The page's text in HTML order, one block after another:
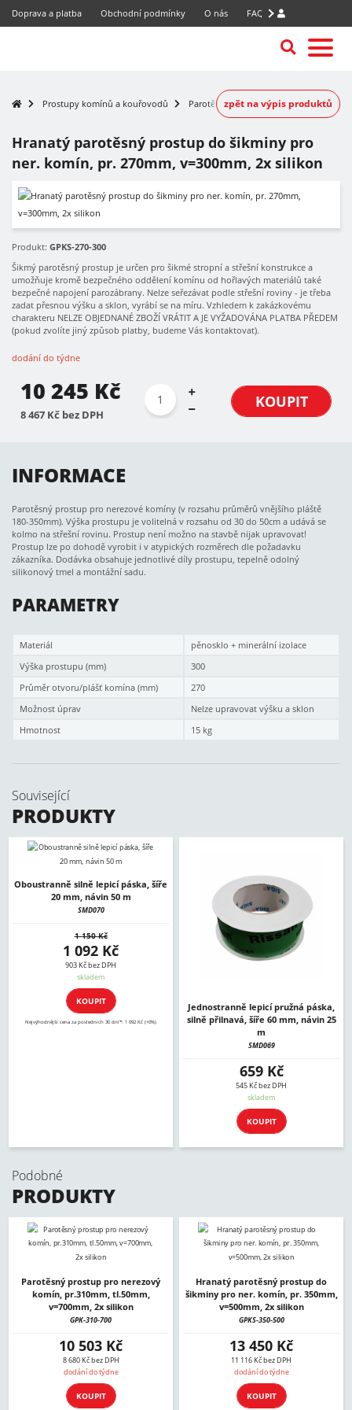
Doprava a platba Obchodní podmínky O nás FAQ
Prostupy komínů a kouřovodů Parotěsné prostupy nerezových komínů
zpět na výpis produktů
Hranatý parotěsný prostup do šikminy pro
ner. komín, pr. 270mm, v=300mm, 2x silikon
Produkt: GPKS-270-300
Šikmý parotěsný prostup je určen pro šikmé stropní a střešní konstrukce a
umožňuje kromě bezpečného oddělení komínu od hořlavých materiálů také
bezpečné napojení parozábrany. Nelze seřezávat podle střešní roviny - je třeba
zadat přesnou výšku a sklon, vyrábí se na míru. Vzhledem k zakázkovému
charakteru NELZE OBJEDNANÉ ZBOŽÍ VRÁTIT A JE VYŽADOVÁNA PLATBA PŘEDEM
(pokud zvolíte jiný způsob platby, budeme Vás kontaktovat).
dodání do týdne
10 245 Kč
8 467 Kč bez DPH
KOUPIT
INFORMACE
Parotěsný prostup pro nerezové komíny (v rozsahu průměrů vnějšího pláště
180-350mm). Výška prostupu je volitelná v rozsahu od 30 do 50cm a udává se
kolmo na střešní rovinu. Prostup není možno na stavbě nijak upravovat!
Prostup lze po dohodě vyrobit i v atypických rozměrech dle požadavku
zákazníka. Dodávka obsahuje jednotlivé díly prostupu, tepelně odolný
silikonový tmel a montážní sadu.
PARAMETRY
Materiál
pěnosklo + minerální izolace
Výška prostupu (mm)
300
Průměr otvoru/plášť komína (mm)
270
Možnost úprav
Nelze upravovat výšku a sklon
Hmotnost
15 kg
Související
PRODUKTY
Oboustranně silně lepicí páska, šíře
20 mm, návin 50 m
SMD070
1 150 Kč
1 092 Kč
903 Kč bez DPH
skladem
KOUPIT
Nejvýhodnější cena za posledních 30 dní*: 1 092 Kč (+0%)
Jednostranně lepicí pružná páska,
silně přilnavá, šíře 60 mm, návin 25
m
SMD069
659 Kč
545 Kč bez DPH
skladem
KOUPIT
Podobné
PRODUKTY
Parotěsný prostup pro nerezový
komín, pr.310mm, tl.50mm,
v=700mm, 2x silikon
GPK-310-700
10 503 Kč
8 680 Kč bez DPH
dodání do týdne
KOUPIT
Hranatý parotěsný prostup do
šikminy pro ner. komín, pr. 350mm,
v=500mm, 2x silikon
GPKS-350-500
13 450 Kč
11 116 Kč bez DPH
dodání do týdne
KOUPIT